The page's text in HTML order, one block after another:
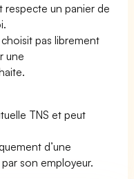
respecte un panier de
choisit pas librement
une
TNS et peut
d’une
son employeur.